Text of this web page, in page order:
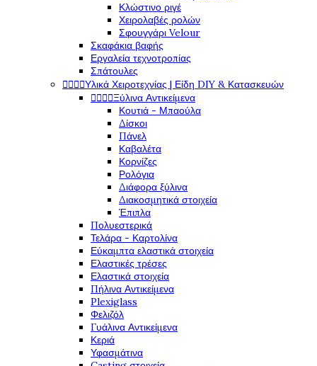
Κλώστινο ριγέ
Χειρολαβές ρολών
Σφουγγάρι Velour
Σκαφάκια βαφής
Εργαλεία τεχνοτροπίας
Σπάτουλες
Υλικά Χειροτεχνίας | Είδη DIY & Κατασκευών
Ξύλινα Αντικείμενα
Κουτιά - Μπαούλα
Δίσκοι
Πάνελ
Καβαλέτα
Κορνίζες
Ρολόγια
Διάφορα ξύλινα
Διακοσμητικά στοιχεία
Έπιπλα
Πολυεστερικά
Τελάρα - Καρτολίνα
Εύκαμπτα ελαστικά στοιχεία
Ελαστικές τρέσες
Ελαστικά στοιχεία
Πήλινα Αντικείμενα
Plexiglass
Φελιζόλ
Γυάλινα Αντικείμενα
Κεριά
Υφασμάτινα